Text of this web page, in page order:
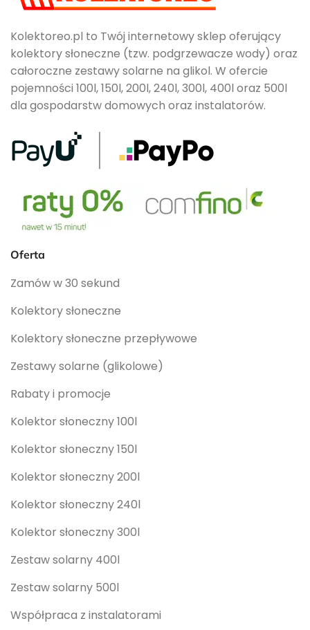
Kolektoreo.pl to Twój internetowy sklep oferujący
kolektory słoneczne (tzw. podgrzewacze wody) oraz
całoroczne zestawy solarne na glikol. W ofercie
pojemności 100l, 150l, 200l, 240l, 300l, 400l oraz 500l
dla gospodarstw domowych oraz instalatorów.
Oferta
Zamów w 30 sekund
Kolektory słoneczne
Kolektory słoneczne przepływowe
Zestawy solarne (glikolowe)
Rabaty i promocje
Kolektor słoneczny 100l
Kolektor słoneczny 150l
Kolektor słoneczny 200l
Kolektor słoneczny 240l
Kolektor słoneczny 300l
Zestaw solarny 400l
Zestaw solarny 500l
Współpraca z instalatorami